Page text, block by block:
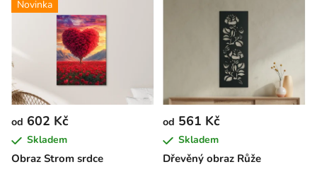
Novinka
Obraz Strom srdce
od 602 Kč
Skladem
Dřevěný obraz Růže
od 561 Kč
Skladem